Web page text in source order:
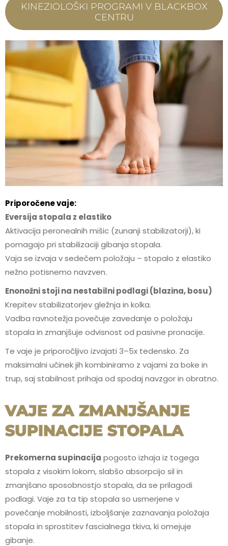
KINEZIOLOŠKI PROGRAMI V BLACKBOX
CENTRU
Priporočene vaje:
Eversija stopala z elastiko
Aktivacija peronealnih mišic (zunanji stabilizatorji), ki
pomagajo pri stabilizaciji gibanja stopala.
Vaja se izvaja v sedečem položaju – stopalo z elastiko
nežno potisnemo navzven.
Enonožni stoji na nestabilni podlagi (blazina, bosu)
Krepitev stabilizatorjev gležnja in kolka.
Vadba ravnotežja povečuje zavedanje o položaju
stopala in zmanjšuje odvisnost od pasivne pronacije.
Te vaje je priporočljivo izvajati 3–5x tedensko. Za
maksimalni učinek jih kombiniramo z vajami za boke in
trup, saj stabilnost prihaja od spodaj navzgor in obratno.
VAJE ZA ZMANJŠANJE
SUPINACIJE STOPALA
Prekomerna supinacija pogosto izhaja iz togega
stopala z visokim lokom, slabšo absorpcijo sil in
zmanjšano sposobnostjo stopala, da se prilagodi
podlagi. Vaje za ta tip stopala so usmerjene v
povečanje mobilnosti, izboljšanje zaznavanja položaja
stopala in sprostitev fascialnega tkiva, ki omejuje
gibanje.